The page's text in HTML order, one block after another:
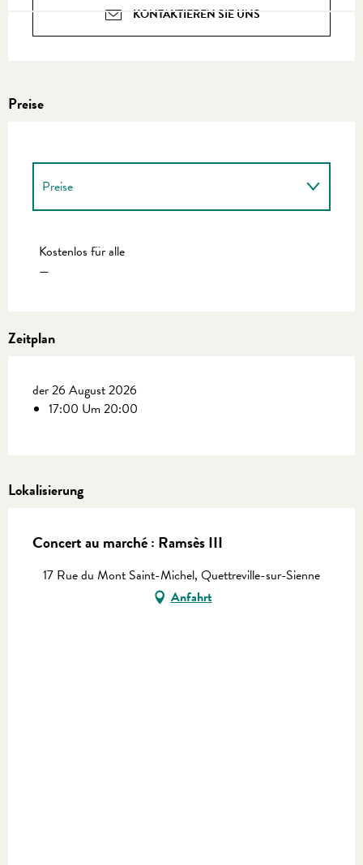
KONTAKTIEREN SIE UNS
Preise
Preise
Kostenlos für alle
—
Zeitplan
der 26 August 2026
17:00 Um 20:00
Lokalisierung
Concert au marché : Ramsès III
17 Rue du Mont Saint-Michel, Quettreville-sur-Sienne
Anfahrt